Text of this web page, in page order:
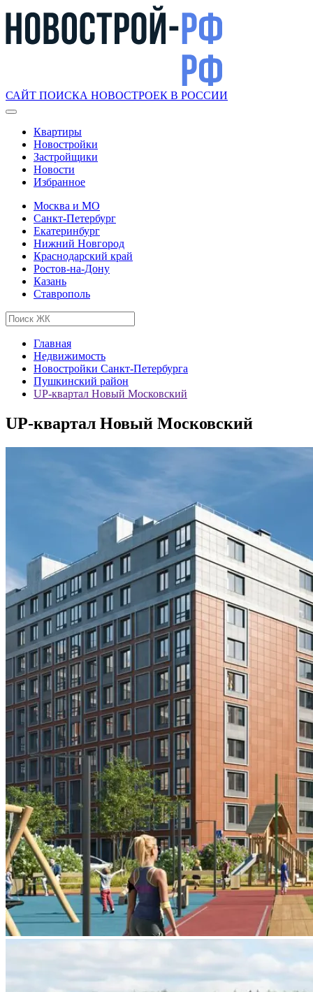
САЙТ ПОИСКА НОВОСТРОЕК В РОССИИ
Квартиры
Новостройки
Застройщики
Новости
Избранное
Москва и МО
Санкт-Петербург
Екатеринбург
Нижний Новгород
Краснодарский край
Ростов-на-Дону
Казань
Ставрополь
Главная
Недвижимость
Новостройки Санкт-Петербурга
Пушкинский район
UP-квартал Новый Московский
UP-квартал Новый Московский